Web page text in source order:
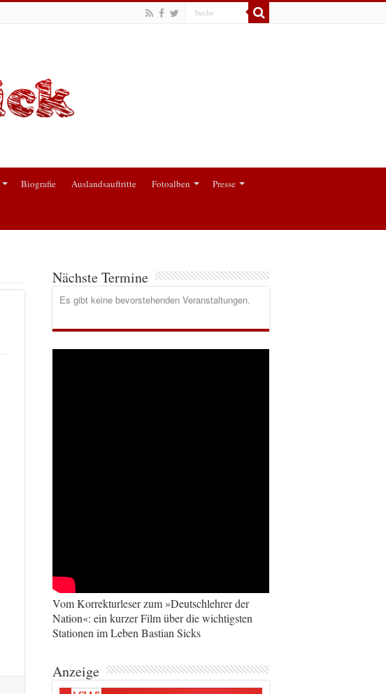
Biografie Auslandsauftritte Fotoalben Presse
Nächste Termine
Es gibt keine bevorstehenden Veranstaltungen.
Vom Korrekturleser zum »Deutschlehrer der
Nation«: ein kurzer Film über die wichtigsten
Stationen im Leben Bastian Sicks
Anzeige